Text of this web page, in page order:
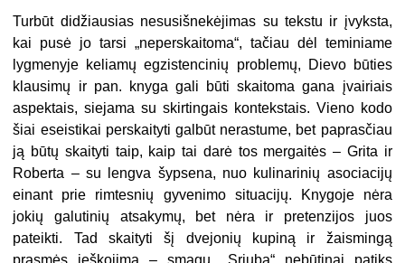
Turbūt didžiausias nesusišnekėjimas su tekstu ir įvyksta,
kai pusė jo tarsi „neperskaitoma“, tačiau dėl teminiame
lygmenyje keliamų egzistencinių problemų, Dievo būties
klausimų ir pan. knyga gali būti skaitoma gana įvairiais
aspektais, siejama su skirtingais kontekstais. Vieno kodo
šiai eseistikai perskaityti galbūt nerastume, bet paprasčiau
ją būtų skaityti taip, kaip tai darė tos mergaitės – Grita ir
Roberta – su lengva šypsena, nuo kulinarinių asociacijų
einant prie rimtesnių gyvenimo situacijų. Knygoje nėra
jokių galutinių atsakymų, bet nėra ir pretenzijos juos
pateikti. Tad skaityti šį dvejonių kupiną ir žaismingą
prasmės ieškojimą – smagu. „Sriuba“ nebūtinai patiks